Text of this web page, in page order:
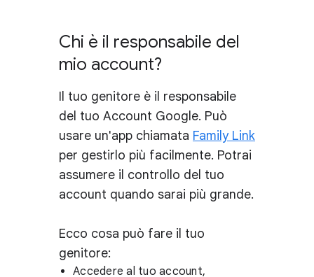
Chi è il responsabile del
mio account?
Il tuo genitore è il responsabile
del tuo Account Google. Può
usare un'app chiamata Family Link
per gestirlo più facilmente. Potrai
assumere il controllo del tuo
account quando sarai più grande.
Ecco cosa può fare il tuo
genitore:
Accedere al tuo account,